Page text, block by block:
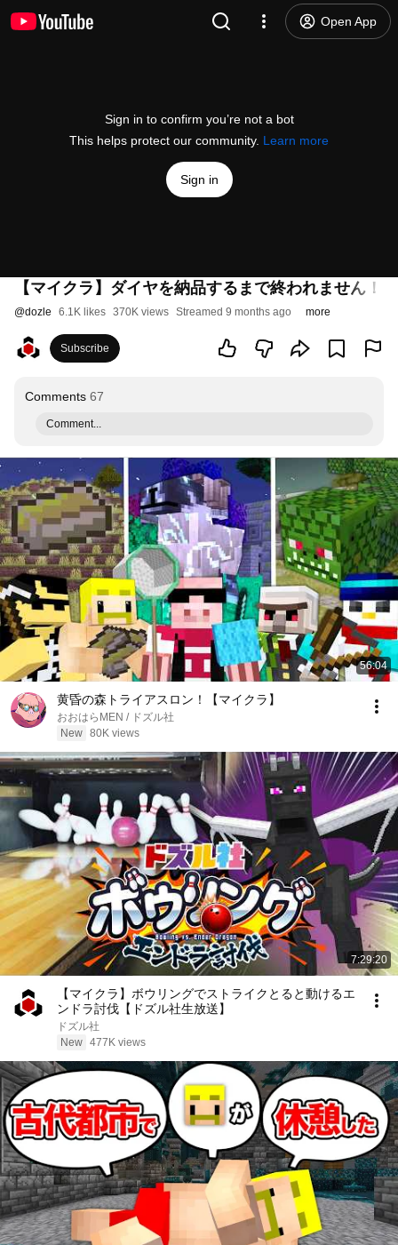
Open App
Sign in to confirm you’re not a bot
This helps protect our community. Learn more
Sign in
【マイクラ】ダイヤを納品するまで終われません！
@dozle 6.1K likes 370K views Streamed 9 months ago more
Subscribe
Comments 67
Comment...
56:04
黄昏の森トライアスロン！【マイクラ】
おおはらMEN / ドズル社
New 80K views
7:29:20
【マイクラ】ボウリングでストライクとると動けるエ
ンドラ討伐【ドズル社生放送】
ドズル社
New 477K views